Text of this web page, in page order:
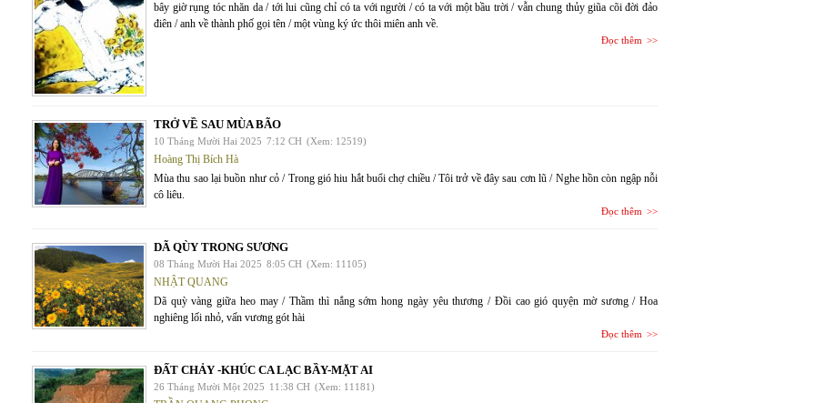
bây giờ rụng tóc nhăn da / tới lui cũng chỉ có ta với người / có ta với một bầu trời / vẫn chung thủy giũa cõi đời đảo
điên / anh về thành phố gọi tên / một vùng ký ức thôi miên anh về.
Đọc thêm
TRỞ VỀ SAU MÙA BÃO
10 Tháng Mười Hai 2025 7:12 CH (Xem: 12519)
Hoàng Thị Bích Hà
Mùa thu sao lại buồn như cỏ / Trong gió hiu hắt buổi chợ chiều / Tôi trở về đây sau cơn lũ / Nghe hồn còn ngập nỗi
cô liêu.
Đọc thêm
DÃ QÙY TRONG SƯƠNG
08 Tháng Mười Hai 2025 8:05 CH (Xem: 11105)
NHẬT QUANG
Dã quỳ vàng giữa heo may / Thầm thì nắng sớm hong ngày yêu thương / Đồi cao gió quyện mờ sương / Hoa
nghiêng lối nhỏ, vấn vương gót hài
Đọc thêm
ĐẤT CHẢY -KHÚC CA LẠC BẦY-MẶT AI
26 Tháng Mười Một 2025 11:38 CH (Xem: 11181)